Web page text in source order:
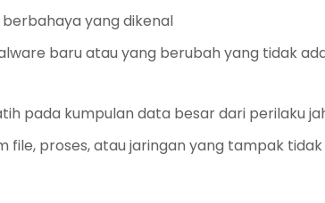
yang dikenal
baru atau yang berubah yang tidak
pada kumpulan data besar dari perilaku
file, proses, atau jaringan yang tampak